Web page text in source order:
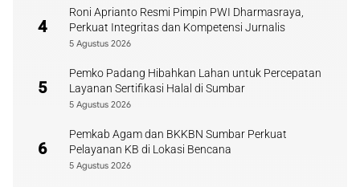
4
Roni Aprianto Resmi Pimpin PWI Dharmasraya,
Perkuat Integritas dan Kompetensi Jurnalis
5 Agustus 2026
5
Pemko Padang Hibahkan Lahan untuk Percepatan
Layanan Sertifikasi Halal di Sumbar
5 Agustus 2026
6
Pemkab Agam dan BKKBN Sumbar Perkuat
Pelayanan KB di Lokasi Bencana
5 Agustus 2026